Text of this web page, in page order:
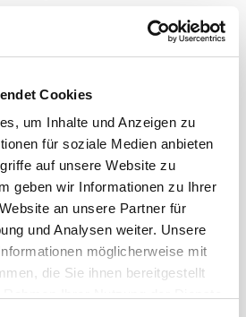
Cookies
um Inhalte und Anzeigen zu
für soziale Medien anbieten
auf unsere Website zu
geben wir Informationen zu Ihrer
an unsere Partner für
und Analysen weiter. Unsere
möglicherweise mit
die Sie ihnen bereitgestellt
Atmungsstörungen, Veränderung
Belastung
Beschwerden
oder atemabhängigen
und Auswurf
Auswurf
Rauchern
der oberen Luftwege